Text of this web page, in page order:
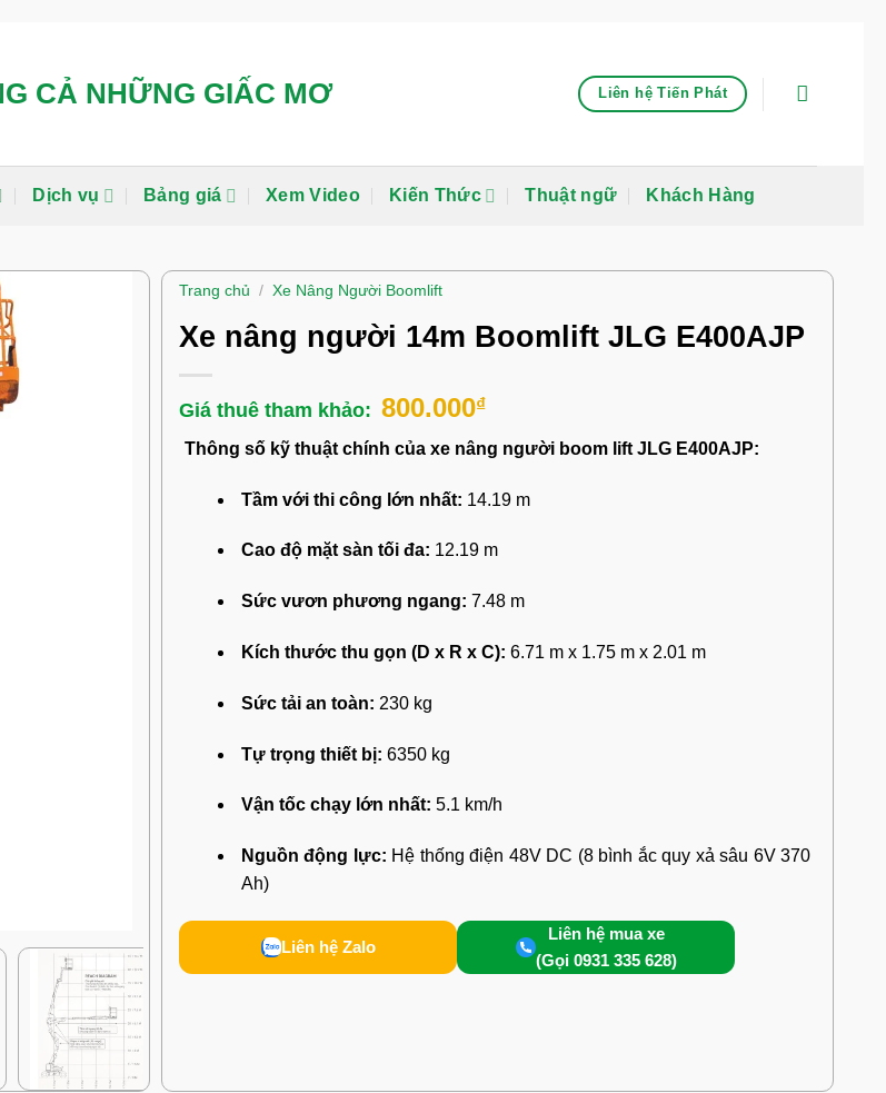
CẢ NHỮNG GIẤC MƠ Liên hệ Tiến Phát
Dịch vụ Bảng giá Xem Video Kiến Thức Thuật ngữ Khách Hàng
Trang chủ / Xe Nâng Người Boomlift
Xe nâng người 14m Boomlift JLG E400AJP
800.000₫
Thông số kỹ thuật chính của xe nâng người boom lift JLG E400AJP:
Tầm với thi công lớn nhất: 14.19 m
Cao độ mặt sàn tối đa: 12.19 m
Sức vươn phương ngang: 7.48 m
Kích thước thu gọn (D x R x C): 6.71 m x 1.75 m x 2.01 m
Sức tải an toàn: 230 kg
Tự trọng thiết bị: 6350 kg
Vận tốc chạy lớn nhất: 5.1 km/h
Nguồn động lực: Hệ thống điện 48V DC (8 bình ắc quy xả sâu 6V 370
Ah)
Liên hệ Zalo
Liên hệ mua xe
(Gọi 0931 335 628)